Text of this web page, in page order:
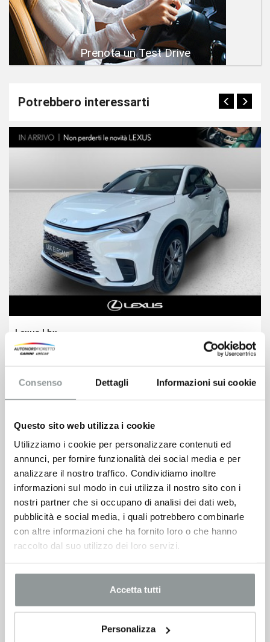
Consenso Dettagli Informazioni sui cookie
Questo sito web utilizza i cookie
Utilizziamo i cookie per personalizzare contenuti ed
annunci, per fornire funzionalità dei social media e per
analizzare il nostro traffico. Condividiamo inoltre
informazioni sul modo in cui utilizza il nostro sito con i
nostri partner che si occupano di analisi dei dati web,
pubblicità e social media, i quali potrebbero combinarle
con altre informazioni che ha fornito loro o che hanno
raccolto dal suo utilizzo dei loro servizi.
Accetta tutti
Personalizza
Prenota un Test Drive
Potrebbero interessarti
Lexus Lbx
40.487 €
VEDI SCHEDA